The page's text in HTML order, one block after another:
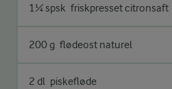
1¼ spsk friskpresset citronsaft
200 g flødeost naturel
2 dl piskefløde